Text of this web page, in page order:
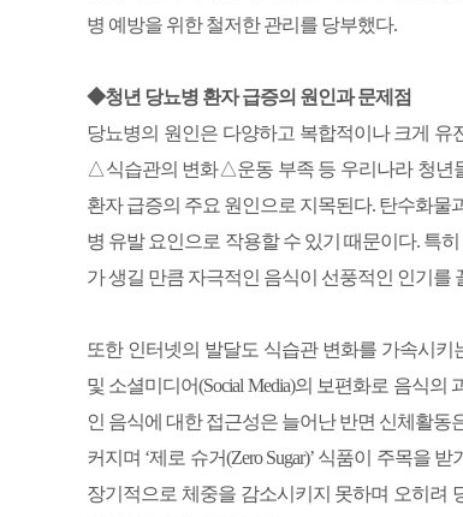
병 예방을 위한 철저한 관리를 당부했다.
◆청년 당뇨병 환자 급증의 원인과 문제점
당뇨병의 원인은 다양하고 복합적이나 크게
△식습관의 변화△운동 부족 등 우리나라 청년
환자 급증의 주요 원인으로 지목된다. 탄수화
병 유발 요인으로 작용할 수 있기 때문이다. 특
가 생길 만큼 자극적인 음식이 선풍적인 인기를
또한 인터넷의 발달도 식습관 변화를 가속시키
및 소셜미디어(Social Media)의 보편화로 음식
인 음식에 대한 접근성은 늘어난 반면 신체활동
커지며 ‘제로 슈거(Zero Sugar)’ 식품이 주목을
장기적으로 체중을 감소시키지 못하며 오히려